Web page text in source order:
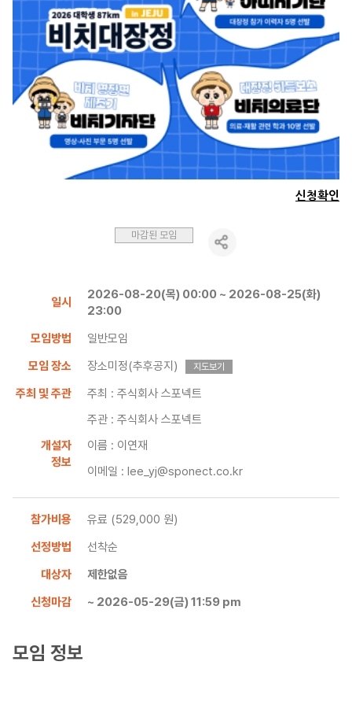
신청확인
마감된 모임
일시
2026-08-20(목) 00:00 ~ 2026-08-25(화)
23:00
모임방법
일반모임
모임 장소
장소미정(추후공지) 지도보기
주최 및 주관
주최 : 주식회사 스포넥트
주관 : 주식회사 스포넥트
개설자
정보
이름 : 이연재
이메일 : lee_yj@sponect.co.kr
참가비용
유료 (529,000 원)
선정방법
선착순
대상자
제한없음
신청마감
~ 2026-05-29(금) 11:59 pm
모임 정보